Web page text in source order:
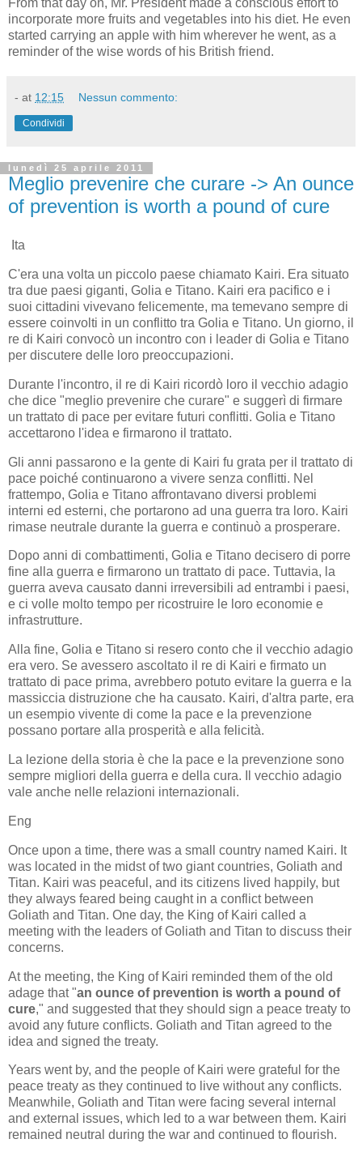
From that day on, Mr. President made a conscious effort to
incorporate more fruits and vegetables into his diet. He even
started carrying an apple with him wherever he went, as a
reminder of the wise words of his British friend.
- at 12:15 Nessun commento:
Condividi
lunedì 25 aprile 2011
Meglio prevenire che curare -> An ounce
of prevention is worth a pound of cure
Ita
C'era una volta un piccolo paese chiamato Kairi. Era situato
tra due paesi giganti, Golia e Titano. Kairi era pacifico e i
suoi cittadini vivevano felicemente, ma temevano sempre di
essere coinvolti in un conflitto tra Golia e Titano. Un giorno, il
re di Kairi convocò un incontro con i leader di Golia e Titano
per discutere delle loro preoccupazioni.
Durante l'incontro, il re di Kairi ricordò loro il vecchio adagio
che dice "meglio prevenire che curare" e suggerì di firmare
un trattato di pace per evitare futuri conflitti. Golia e Titano
accettarono l'idea e firmarono il trattato.
Gli anni passarono e la gente di Kairi fu grata per il trattato di
pace poiché continuarono a vivere senza conflitti. Nel
frattempo, Golia e Titano affrontavano diversi problemi
interni ed esterni, che portarono ad una guerra tra loro. Kairi
rimase neutrale durante la guerra e continuò a prosperare.
Dopo anni di combattimenti, Golia e Titano decisero di porre
fine alla guerra e firmarono un trattato di pace. Tuttavia, la
guerra aveva causato danni irreversibili ad entrambi i paesi,
e ci volle molto tempo per ricostruire le loro economie e
infrastrutture.
Alla fine, Golia e Titano si resero conto che il vecchio adagio
era vero. Se avessero ascoltato il re di Kairi e firmato un
trattato di pace prima, avrebbero potuto evitare la guerra e la
massiccia distruzione che ha causato. Kairi, d'altra parte, era
un esempio vivente di come la pace e la prevenzione
possano portare alla prosperità e alla felicità.
La lezione della storia è che la pace e la prevenzione sono
sempre migliori della guerra e della cura. Il vecchio adagio
vale anche nelle relazioni internazionali.
Eng
Once upon a time, there was a small country named Kairi. It
was located in the midst of two giant countries, Goliath and
Titan. Kairi was peaceful, and its citizens lived happily, but
they always feared being caught in a conflict between
Goliath and Titan. One day, the King of Kairi called a
meeting with the leaders of Goliath and Titan to discuss their
concerns.
At the meeting, the King of Kairi reminded them of the old
adage that "an ounce of prevention is worth a pound of
cure," and suggested that they should sign a peace treaty to
avoid any future conflicts. Goliath and Titan agreed to the
idea and signed the treaty.
Years went by, and the people of Kairi were grateful for the
peace treaty as they continued to live without any conflicts.
Meanwhile, Goliath and Titan were facing several internal
and external issues, which led to a war between them. Kairi
remained neutral during the war and continued to flourish.